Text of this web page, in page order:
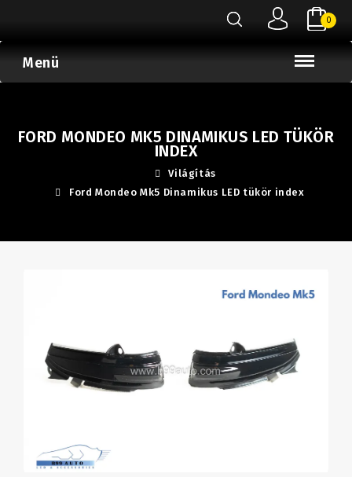
0
Menü
FORD MONDEO MK5 DINAMIKUS LED TÜKÖR
INDEX
Világítás
Ford Mondeo Mk5 Dinamikus LED tükör index